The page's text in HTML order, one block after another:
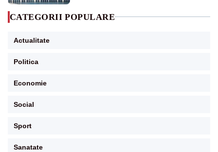
CATEGORII POPULARE
Actualitate
Politica
Economie
Social
Sport
Sanatate